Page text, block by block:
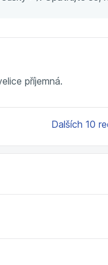
příjemná.
Dalších 10